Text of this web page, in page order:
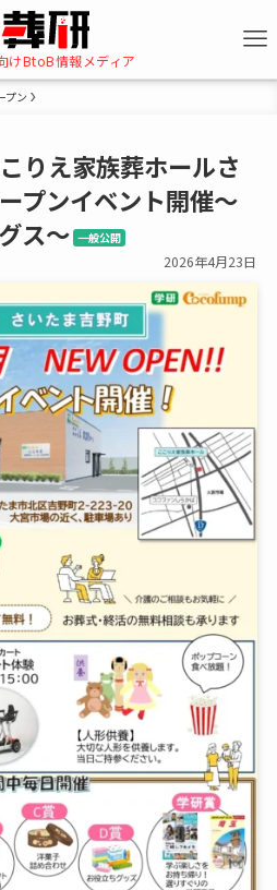
けBtoB情報メディア
プン
りえ家族葬ホールさ
プンイベント開催～
ス～ 一般公開
2026年4月23日